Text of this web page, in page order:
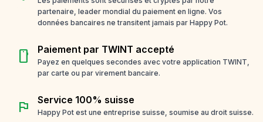
partenaire, leader mondial du paiement en ligne. Vos
données bancaires ne transitent jamais par Happy Pot.
smartphone Paiement par TWINT accepté
Payez en quelques secondes avec votre application TWINT,
par carte ou par virement bancaire.
flag Service 100% suisse
Happy Pot est une entreprise suisse, soumise au droit suisse.